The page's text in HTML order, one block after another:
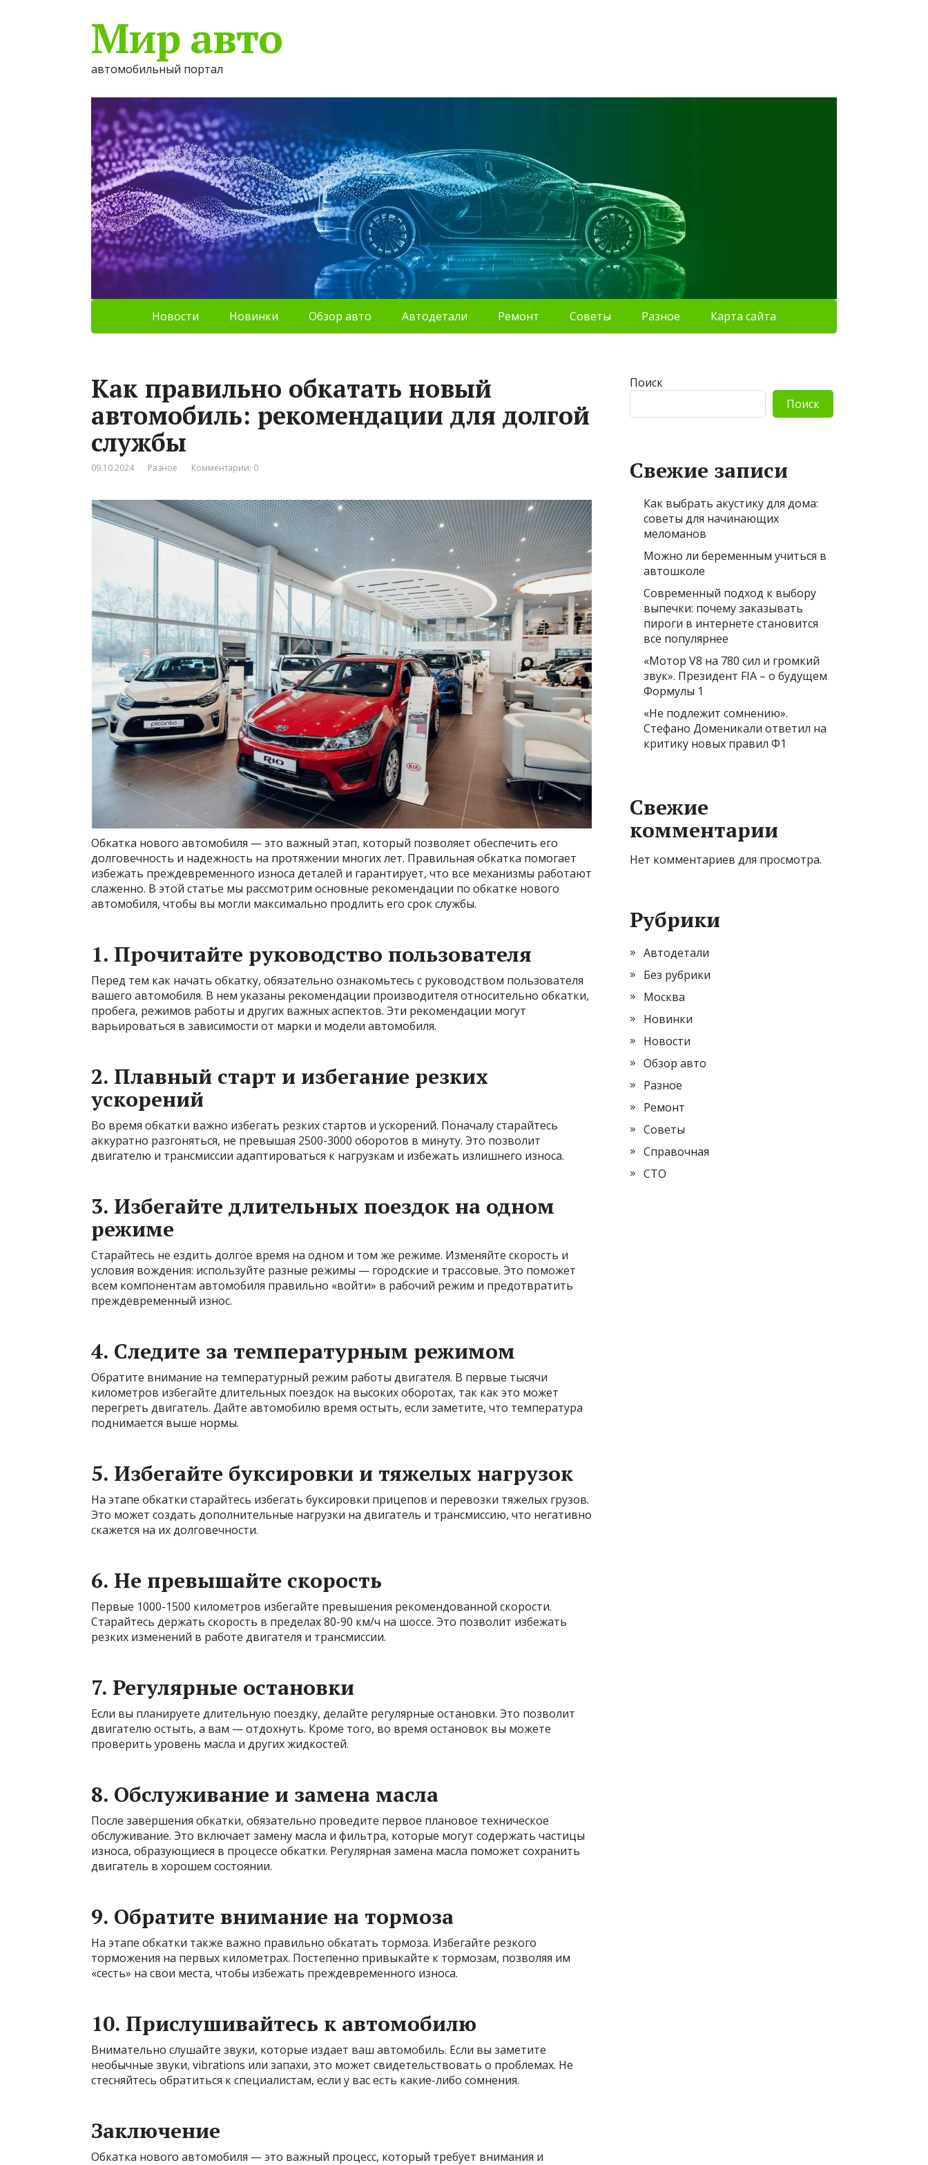
Мир авто
автомобильный портал
Новости Новинки Обзор авто Автодетали Ремонт Советы Разное Карта сайта
Как правильно обкатать новый
автомобиль: рекомендации для долгой
службы
09.10.2024 Разное Комментарии: 0
Обкатка нового автомобиля — это важный этап, который позволяет обеспечить его
долговечность и надежность на протяжении многих лет. Правильная обкатка помогает
избежать преждевременного износа деталей и гарантирует, что все механизмы работают
слаженно. В этой статье мы рассмотрим основные рекомендации по обкатке нового
автомобиля, чтобы вы могли максимально продлить его срок службы.
1. Прочитайте руководство пользователя
Перед тем как начать обкатку, обязательно ознакомьтесь с руководством пользователя
вашего автомобиля. В нем указаны рекомендации производителя относительно обкатки,
пробега, режимов работы и других важных аспектов. Эти рекомендации могут
варьироваться в зависимости от марки и модели автомобиля.
2. Плавный старт и избегание резких
ускорений
Во время обкатки важно избегать резких стартов и ускорений. Поначалу старайтесь
аккуратно разгоняться, не превышая 2500-3000 оборотов в минуту. Это позволит
двигателю и трансмиссии адаптироваться к нагрузкам и избежать излишнего износа.
3. Избегайте длительных поездок на одном
режиме
Старайтесь не ездить долгое время на одном и том же режиме. Изменяйте скорость и
условия вождения: используйте разные режимы — городские и трассовые. Это поможет
всем компонентам автомобиля правильно «войти» в рабочий режим и предотвратить
преждевременный износ.
4. Следите за температурным режимом
Обратите внимание на температурный режим работы двигателя. В первые тысячи
километров избегайте длительных поездок на высоких оборотах, так как это может
перегреть двигатель. Дайте автомобилю время остыть, если заметите, что температура
поднимается выше нормы.
5. Избегайте буксировки и тяжелых нагрузок
На этапе обкатки старайтесь избегать буксировки прицепов и перевозки тяжелых грузов.
Это может создать дополнительные нагрузки на двигатель и трансмиссию, что негативно
скажется на их долговечности.
6. Не превышайте скорость
Первые 1000-1500 километров избегайте превышения рекомендованной скорости.
Старайтесь держать скорость в пределах 80-90 км/ч на шоссе. Это позволит избежать
резких изменений в работе двигателя и трансмиссии.
7. Регулярные остановки
Если вы планируете длительную поездку, делайте регулярные остановки. Это позволит
двигателю остыть, а вам — отдохнуть. Кроме того, во время остановок вы можете
проверить уровень масла и других жидкостей.
8. Обслуживание и замена масла
После завершения обкатки, обязательно проведите первое плановое техническое
обслуживание. Это включает замену масла и фильтра, которые могут содержать частицы
износа, образующиеся в процессе обкатки. Регулярная замена масла поможет сохранить
двигатель в хорошем состоянии.
9. Обратите внимание на тормоза
На этапе обкатки также важно правильно обкатать тормоза. Избегайте резкого
торможения на первых километрах. Постепенно привыкайте к тормозам, позволяя им
«сесть» на свои места, чтобы избежать преждевременного износа.
10. Прислушивайтесь к автомобилю
Внимательно слушайте звуки, которые издает ваш автомобиль. Если вы заметите
необычные звуки, vibrations или запахи, это может свидетельствовать о проблемах. Не
стесняйтесь обратиться к специалистам, если у вас есть какие-либо сомнения.
Заключение
Обкатка нового автомобиля — это важный процесс, который требует внимания и
Поиск
Поиск
Свежие записи
Как выбрать акустику для дома:
советы для начинающих
меломанов
Можно ли беременным учиться в
автошколе
Современный подход к выбору
выпечки: почему заказывать
пироги в интернете становится
все популярнее
«Мотор V8 на 780 сил и громкий
звук». Президент FIA – о будущем
Формулы 1
«Не подлежит сомнению».
Стефано Доменикали ответил на
критику новых правил Ф1
Свежие
комментарии
Нет комментариев для просмотра.
Рубрики
Автодетали
Без рубрики
Москва
Новинки
Новости
Обзор авто
Разное
Ремонт
Советы
Справочная
СТО